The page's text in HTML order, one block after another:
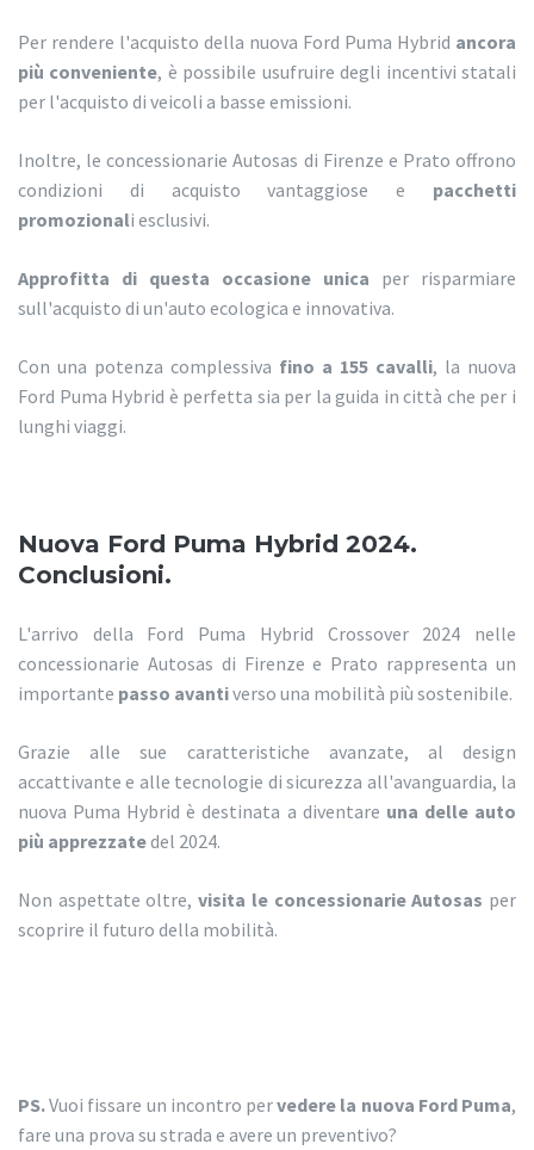
Per rendere l'acquisto della nuova Ford Puma Hybrid ancora
più conveniente, è possibile usufruire degli incentivi statali
per l'acquisto di veicoli a basse emissioni.
Inoltre, le concessionarie Autosas di Firenze e Prato offrono
condizioni di acquisto vantaggiose e pacchetti
promozionali esclusivi.
Approfitta di questa occasione unica per risparmiare
sull'acquisto di un'auto ecologica e innovativa.
Con una potenza complessiva fino a 155 cavalli, la nuova
Ford Puma Hybrid è perfetta sia per la guida in città che per i
lunghi viaggi.
Nuova Ford Puma Hybrid 2024.
Conclusioni.
L'arrivo della Ford Puma Hybrid Crossover 2024 nelle
concessionarie Autosas di Firenze e Prato rappresenta un
importante passo avantiverso una mobilità più sostenibile.
Grazie alle sue caratteristiche avanzate, al design
accattivante e alle tecnologie di sicurezza all'avanguardia, la
nuova Puma Hybrid è destinata a diventare una delle auto
più apprezzatedel 2024.
Non aspettate oltre,visita le concessionarie Autosas per
scoprire il futuro della mobilità.
PS.Vuoi fissare un incontro pervedere la nuova Ford Puma,
fare una prova su strada e avere un preventivo?